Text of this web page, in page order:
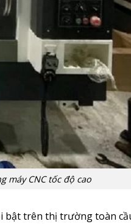
máy CNC tốc độ cao
bật trên thị trường toàn